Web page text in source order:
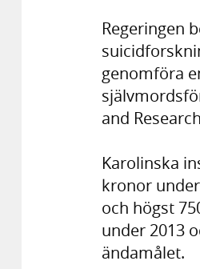
Regeringen
genomföra
and
Karolinska
kronor
och högst
under 2013
ändamålet.